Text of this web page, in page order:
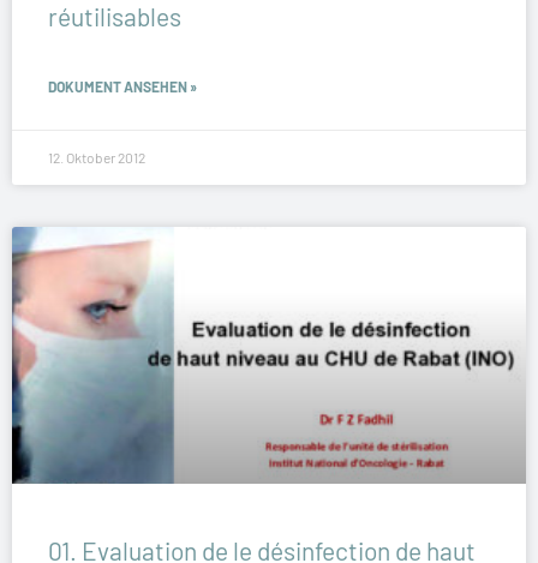
réutilisables
DOKUMENT ANSEHEN »
12. Oktober 2012
01. Evaluation de le désinfection de haut